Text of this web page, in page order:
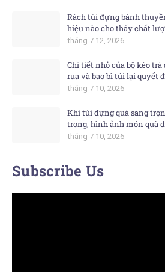
Rách túi đựng bánh
hiệu nào cho thấy chất
tháng 7 12, 2026
Chi tiết nhỏ của bộ kéo trà
rua và bao bì túi lại quyết
tháng 7 10, 2026
Khi túi đựng quà sang
trong, hình ảnh món quà
tháng 7 10, 2026
Subscribe Us